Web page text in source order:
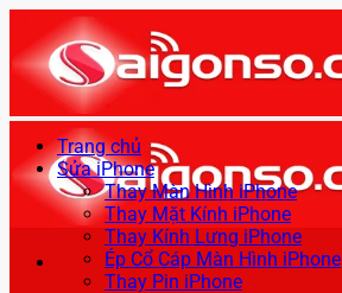
qua
nội
dung
Trang chủ
Sửa iPhone
Thay Màn Hình iPhone
Thay Mặt Kính iPhone
Thay Kính Lưng iPhone
Ép Cổ Cáp Màn Hình iPhone
Thay Pin iPhone